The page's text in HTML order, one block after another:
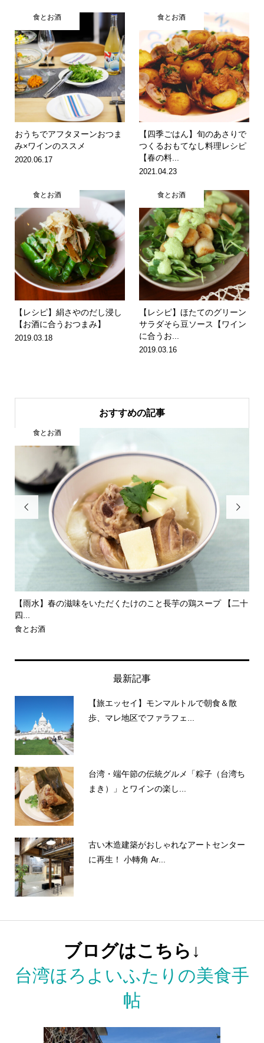
食とお酒
おうちでアフタヌーンおつま
み×ワインのススメ
2020.06.17
食とお酒
【四季ごはん】旬のあさりで
つくるおもてなし料理レシピ
【春の料...
2021.04.23
食とお酒
【レシピ】絹さやのだし浸し
【お酒に合うおつまみ】
2019.03.18
食とお酒
【レシピ】ほたてのグリーン
サラダそら豆ソース【ワイン
に合うお...
2019.03.16
おすすめの記事

【雨水】春の滋味をいただくたけのこと長芋の鶏スープ 【二十
四...
食とお酒
食とお酒

最新記事
【旅エッセイ】モンマルトルで朝食＆散
歩、マレ地区でファラフェ...
台湾・端午節の伝統グルメ「粽子（台湾ち
まき）」とワインの楽し...
古い木造建築がおしゃれなアートセンター
に再生！ 小轉角 Ar...
ブログはこちら↓
台湾ほろよいふたりの美食手
帖